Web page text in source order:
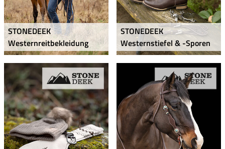
STONEDEEK
Westernreitbekleidung
STONEDEEK
Westernstiefel & -Sporen